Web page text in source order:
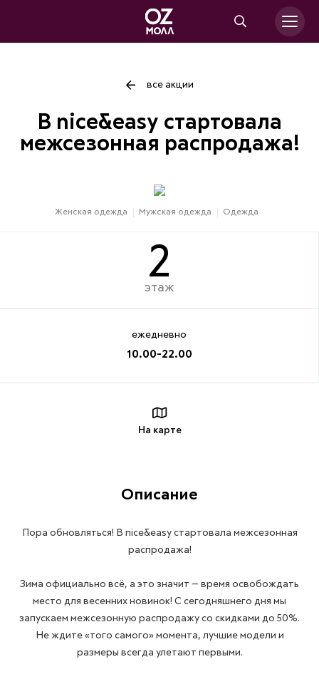
все акции
В nice&easy стартовала
межсезонная распродажа!
Женская одежда Мужская одежда Одежда
2
этаж
ежедневно
10.00-22.00
На карте
Описание
Пора обновляться! В nice&easy стартовала межсезонная
распродажа!
Зима официально всё, а это значит — время освобождать
место для весенних новинок! С сегодняшнего дня мы
запускаем межсезонную распродажу со скидками до 50%.
Не ждите «того самого» момента, лучшие модели и
размеры всегда улетают первыми.